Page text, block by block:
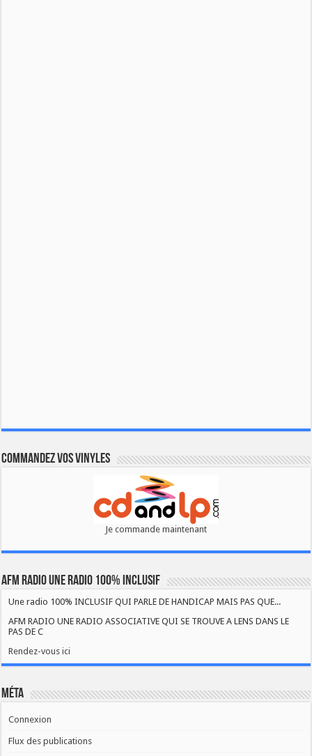
Commandez vos vinyles
Je commande maintenant
AFM RADIO UNE RADIO 100% INCLUSIF
Une radio 100% INCLUSIF QUI PARLE DE HANDICAP MAIS PAS QUE...
AFM RADIO UNE RADIO ASSOCIATIVE QUI SE TROUVE A LENS DANS LE
PAS DE C
Rendez-vous ici
Méta
Connexion
Flux des publications